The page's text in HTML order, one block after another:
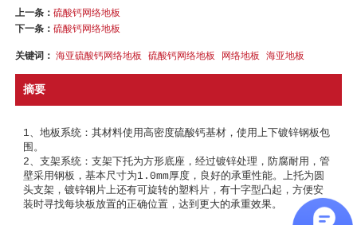
上一条：硫酸钙网络地板
下一条：硫酸钙网络地板
关键词：海亚硫酸钙网络地板 硫酸钙网络地板 网络地板 海亚地板
摘要
1、地板系统：其材料使用高密度硫酸钙基材，使用上下镀锌钢板包
围。
2、支架系统：支架下托为方形底座，经过镀锌处理，防腐耐用，管
壁采用钢板，基本尺寸为1.0mm厚度，良好的承重性能。上托为圆
头支架，镀锌钢片上还有可旋转的塑料片，有十字型凸起，方便安